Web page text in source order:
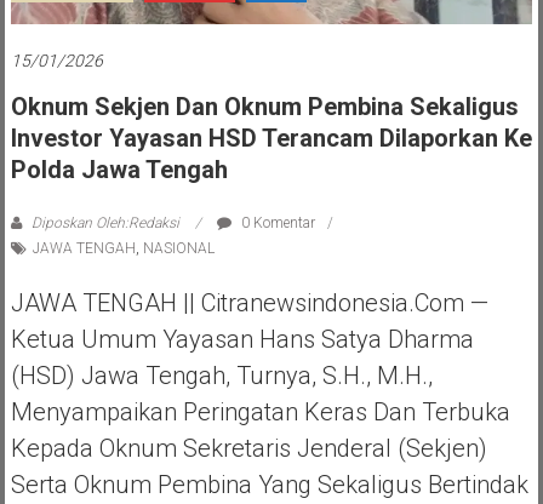
15/01/2026
Oknum Sekjen Dan Oknum Pembina Sekaligus
Investor Yayasan HSD Terancam Dilaporkan Ke
Polda Jawa Tengah
Diposkan Oleh:Redaksi
0 Komentar
JAWA TENGAH, NASIONAL
JAWA TENGAH || Citranewsindonesia.com —
Ketua Umum Yayasan Hans Satya Dharma
(HSD) Jawa Tengah, Turnya, S.H., M.H.,
Menyampaikan Peringatan Keras Dan Terbuka
Kepada Oknum Sekretaris Jenderal (Sekjen)
Serta Oknum Pembina Yang Sekaligus Bertindak